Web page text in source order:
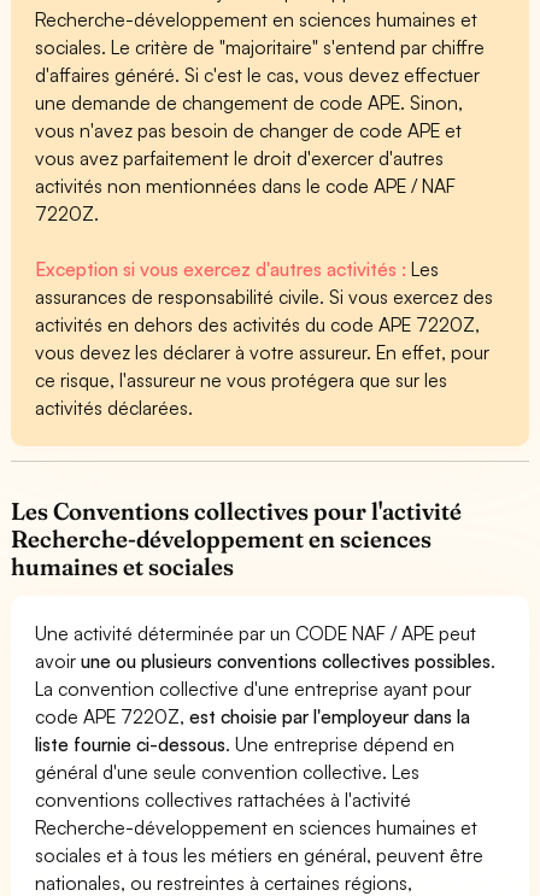
Recherche-développement en sciences humaines et
sociales. Le critère de "majoritaire" s'entend par chiffre
d'affaires généré. Si c'est le cas, vous devez effectuer
une demande de changement de code APE. Sinon,
vous n'avez pas besoin de changer de code APE et
vous avez parfaitement le droit d'exercer d'autres
activités non mentionnées dans le code APE / NAF
7220Z.
Exception si vous exercez d'autres activités :Les
assurances de responsabilité civile. Si vous exercez des
activités en dehors des activités du code APE 7220Z,
vous devez les déclarer à votre assureur. En effet, pour
ce risque, l'assureur ne vous protégera que sur les
activités déclarées.
Les Conventions collectives pour l'activité
Recherche-développement en sciences
humaines et sociales
Une activité déterminée par un CODE NAF / APE peut
avoirune ou plusieurs conventions collectives possibles.
La convention collective d'une entreprise ayant pour
code APE 7220Z,est choisie par l'employeur dans la
liste fournie ci-dessous. Une entreprise dépend en
général d'une seule convention collective. Les
conventions collectives rattachées à l'activité
Recherche-développement en sciences humaines et
sociales et à tous les métiers en général, peuvent être
nationales, ou restreintes à certaines régions,